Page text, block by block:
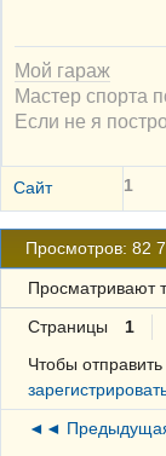
Мой гараж
Мастер спорта
Если не я
Сайт 1
Просмотров: 82
Просматривают
Страницы 1
Чтобы
◄◄